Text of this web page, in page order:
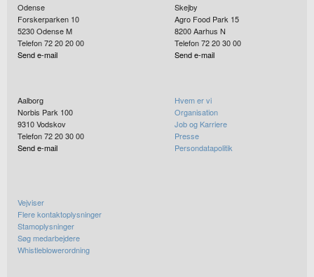
Odense
Forskerparken 10
5230Odense M
Telefon 72 20 20 00
Send e-mail
Skejby
Agro Food Park 15
8200Aarhus N
Telefon 72 20 30 00
Send e-mail
Aalborg
Norbis Park 100
9310Vodskov
Telefon 72 20 30 00
Send e-mail
Hvem er vi
Organisation
Job og Karriere
Presse
Persondatapolitik
Vejviser
Flere kontaktoplysninger
Stamoplysninger
Søg medarbejdere
Whistleblowerordning